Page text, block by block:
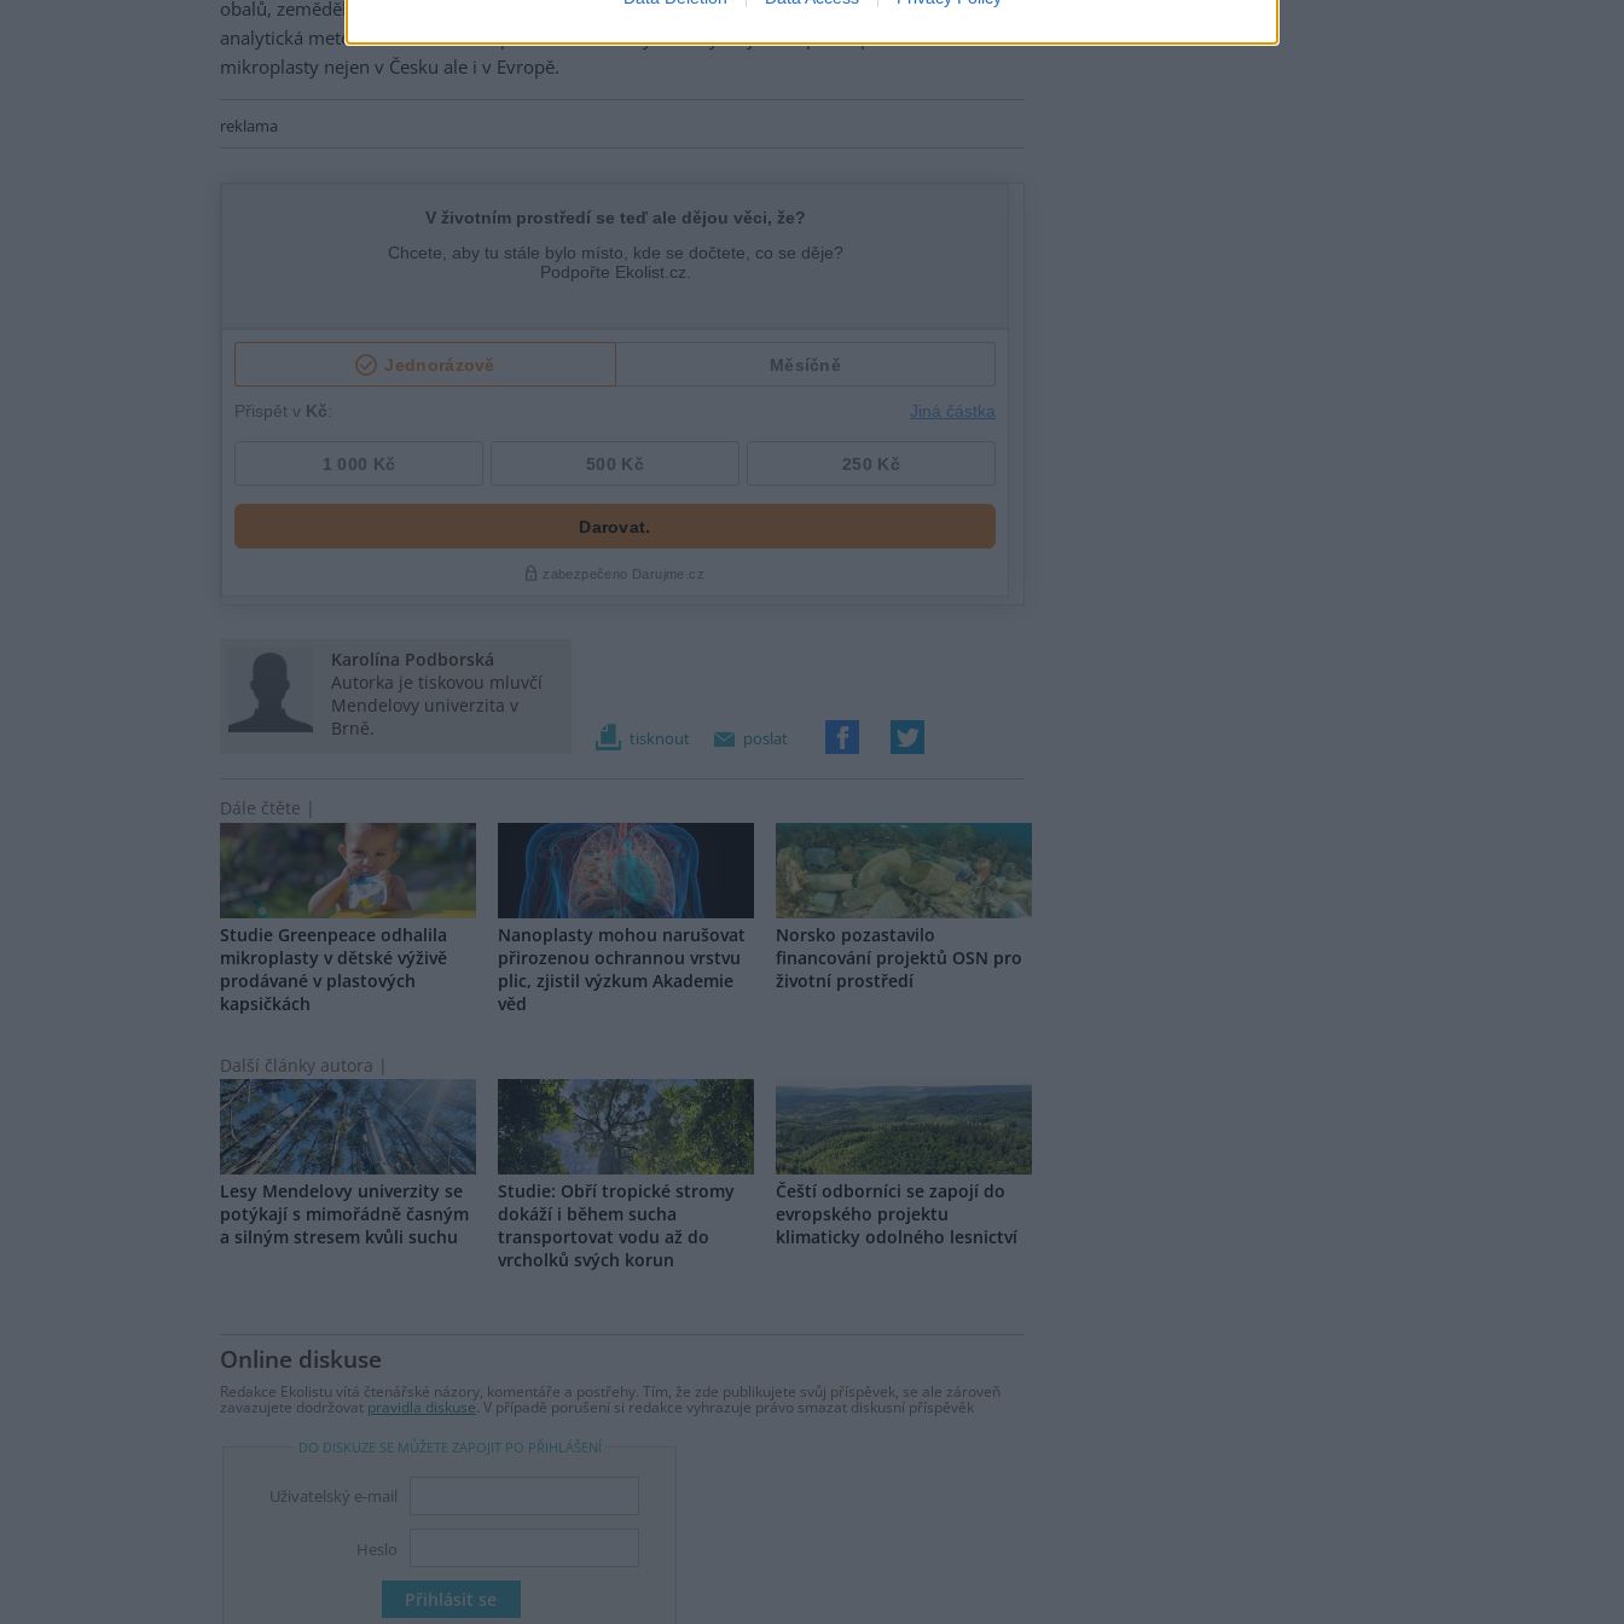
obalů, zemědělských fólií, kompostů, odpadních kalů nebo atmosférického spadu. Nová
analytická metoda v budoucnosti pomůže dalším výzkumným týmům při mapování znečištění
mikroplasty nejen v Česku ale i v Evropě.
reklama
Karolína Podborská
Autorka je tiskovou mluvčí
Mendelovy univerzita v
Brně.
tisknout poslat
Dále čtěte |
Studie Greenpeace odhalila
mikroplasty v dětské výživě
prodávané v plastových
kapsičkách
Nanoplasty mohou narušovat
přirozenou ochrannou vrstvu
plic, zjistil výzkum Akademie
věd
Norsko pozastavilo
financování projektů OSN pro
životní prostředí
Další články autora |
Lesy Mendelovy univerzity se
potýkají s mimořádně časným
a silným stresem kvůli suchu
Studie: Obří tropické stromy
dokáží i během sucha
transportovat vodu až do
vrcholků svých korun
Čeští odborníci se zapojí do
evropského projektu
klimaticky odolného lesnictví
Online diskuse
Redakce Ekolistu vítá čtenářské názory, komentáře a postřehy. Tím, že zde publikujete svůj příspěvek, se ale zároveň
zavazujete dodržovat pravidla diskuse. V případě porušení si redakce vyhrazuje právo smazat diskusní příspěvěk
DO DISKUZE SE MŮŽETE ZAPOJIT PO PŘIHLÁŠENÍ
Uživatelský e-mail
Heslo